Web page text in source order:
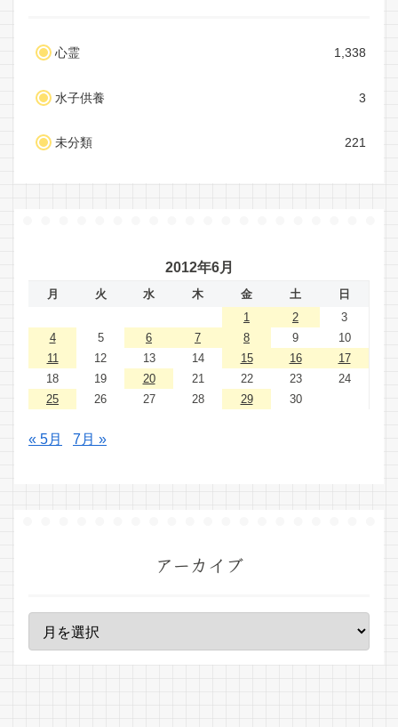
心霊 1,338
水子供養 3
未分類 221
2012年6月
月 火 水 木 金 土
日
1
2
3
4
5 6 7 8 9
10
11
12 13 14 15 16
17
18
19 20 21 22 23
24
25
26 27 28 29 30
« 5月 7月 »
アーカイブ